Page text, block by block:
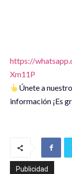
https://
Xm11P
Únete a
información ¡Es
Publicidad